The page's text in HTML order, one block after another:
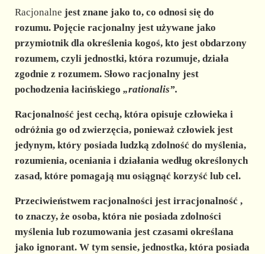
i
d
o
Racjonalne jest znane jako to, co odnosi się do
rozumu. Pojęcie racjonalny jest używane jako
przymiotnik dla określenia kogoś, kto jest obdarzony
rozumem, czyli jednostki, która rozumuje, działa
zgodnie z rozumem. Słowo racjonalny jest
pochodzenia łacińskiego „rationalis”.
Racjonalność jest cechą, która opisuje człowieka i
odróżnia go od zwierzęcia, ponieważ człowiek jest
jedynym, który posiada ludzką zdolność do myślenia,
rozumienia, oceniania i działania według określonych
zasad, które pomagają mu osiągnąć korzyść lub cel.
Przeciwieństwem racjonalności jest irracjonalność ,
to znaczy, że osoba, która nie posiada zdolności
myślenia lub rozumowania jest czasami określana
jako ignorant. W tym sensie, jednostka, która posiada